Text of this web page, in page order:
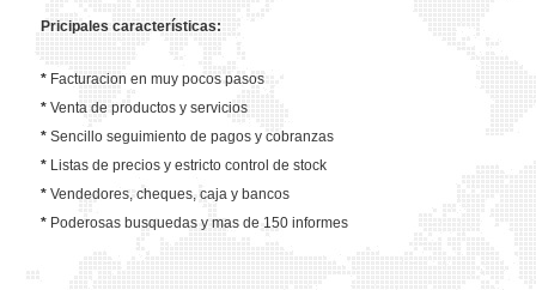
Pricipales características:
* Facturacion en muy pocos pasos
* Venta de productos y servicios
* Sencillo seguimiento de pagos y cobranzas
* Listas de precios y estricto control de stock
* Vendedores, cheques, caja y bancos
* Poderosas busquedas y mas de 150 informes